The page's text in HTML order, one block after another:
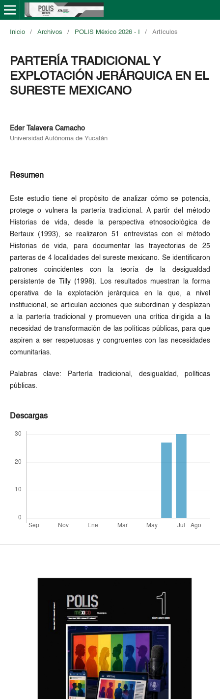
Inicio / Archivos / POLIS México 2026 - I / Artículos
PARTERÍA TRADICIONAL Y
EXPLOTACIÓN JERÁRQUICA EN EL
SURESTE MEXICANO
Eder Talavera Camacho
Universidad Autónoma de Yucatán
Resumen
Este estudio tiene el propósito de analizar cómo se potencia,
protege o vulnera la partería tradicional. A partir del método
Historias de vida, desde la perspectiva etnosociológica de
Bertaux (1993), se realizaron 51 entrevistas con el método
Historias de vida, para documentar las trayectorias de 25
parteras de 4 localidades del sureste mexicano. Se identificaron
patrones coincidentes con la teoría de la desigualdad
persistente de Tilly (1998). Los resultados muestran la forma
operativa de la explotación jerárquica en la que, a nivel
institucional, se articulan acciones que subordinan y desplazan
a la partería tradicional y promueven una crítica dirigida a la
necesidad de transformación de las políticas públicas, para que
aspiren a ser respetuosas y congruentes con las necesidades
comunitarias.
Palabras clave: Partería tradicional, desigualdad, políticas
públicas.
Descargas